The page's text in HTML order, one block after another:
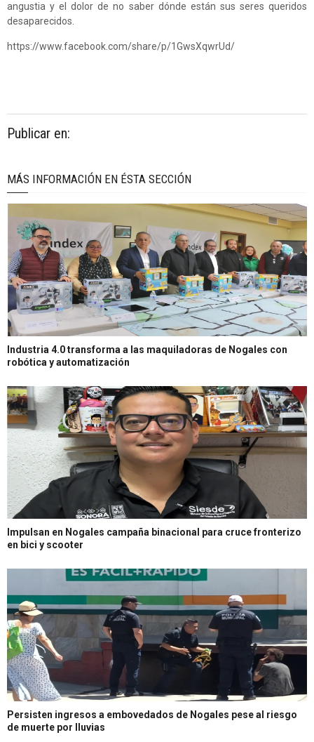
angustia y el dolor de no saber dónde están sus seres queridos
desaparecidos.
https://www.facebook.com/share/p/1GwsXqwrUd/
Publicar en:
MÁS INFORMACIÓN EN ÉSTA SECCIÓN
Industria 4.0 transforma a las maquiladoras de Nogales con
robótica y automatización
Impulsan en Nogales campaña binacional para cruce fronterizo
en bici y scooter
Persisten ingresos a embovedados de Nogales pese al riesgo
de muerte por lluvias